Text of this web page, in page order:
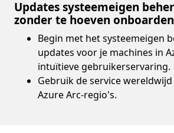
Updates systeemeigen
zonder te hoeven onboarden
Begin met het systeemeigen
updates voor je machines in
intuïtieve gebruikerservaring.
Gebruik de service
Azure Arc-regio's.